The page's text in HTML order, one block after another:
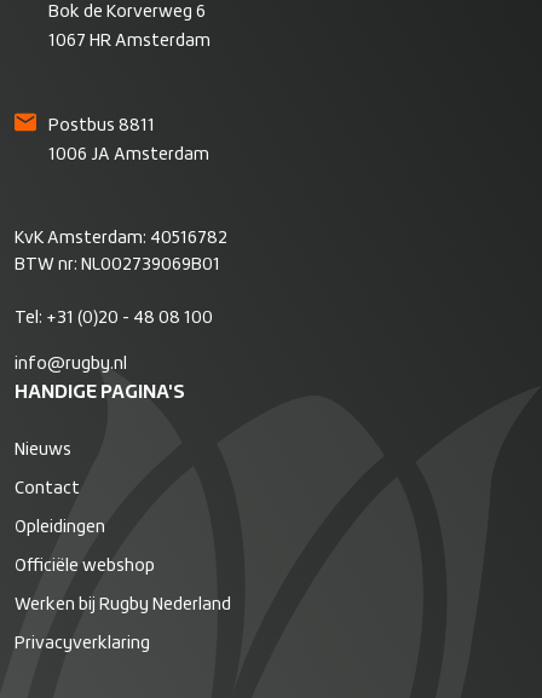
Bok de Korverweg 6
1067 HR Amsterdam
Postbus 8811
1006 JA Amsterdam
KvK Amsterdam: 40516782
BTW nr: NL002739069B01
Tel: +31 (0)20 - 48 08 100
info@rugby.nl
HANDIGE PAGINA'S
Nieuws
Contact
Opleidingen
Officiële webshop
Werken bij Rugby Nederland
Privacyverklaring